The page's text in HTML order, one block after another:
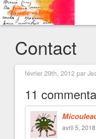
Contact
février 29th, 2012 par
11
avril 5,